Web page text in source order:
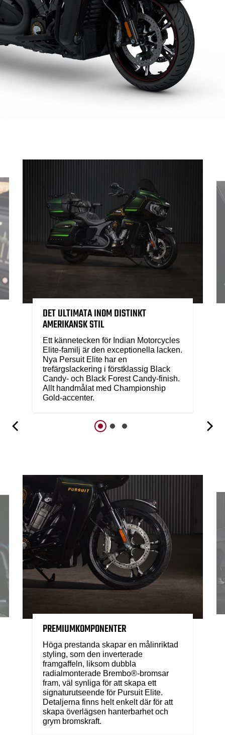
DET ULTIMATA INOM DISTINKT
AMERIKANSK STIL
Ett kännetecken för Indian Motorcycles
Elite-familj är den exceptionella lacken.
Nya Persuit Elite har en
trefärgslackering i förstklassig Black
Candy- och Black Forest Candy-finish.
Allt handmålat med Championship
Gold-accenter.
PREMIUMKOMPONENTER
Höga prestanda skapar en målinriktad
styling, som den inverterade
framgaffeln, liksom dubbla
radialmonterade Brembo®-bromsar
fram, väl synliga för att skapa ett
signaturutseende för Pursuit Elite.
Detaljerna finns helt enkelt där för att
skapa överlägsen hanterbarhet och
grym bromskraft.